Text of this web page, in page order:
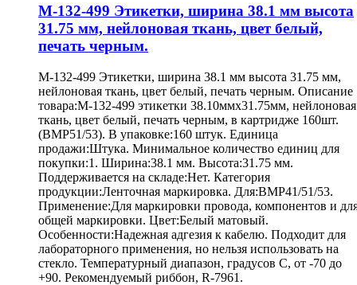
M-132-499 Этикетки, ширина 38.1 мм высота
31.75 мм, нейлоновая ткань, цвет белый,
печать черным.
M-132-499 Этикетки, ширина 38.1 мм высота 31.75 мм,
нейлоновая ткань, цвет белый, печать черным. Описание
товара:M-132-499 этикетки 38.10ммх31.75мм, нейлоновая
ткань, цвет белый, печать черным, в картридже 160шт.
(BMP51/53). В упаковке:160 штук. Единица
продажи:Штука. Минимальное количество единиц для
покупки:1. Ширина:38.1 мм. Высота:31.75 мм.
Поддерживается на складе:Нет. Категория
продукции:Ленточная маркировка. Для:BMP41/51/53.
Применение:Для маркировки провода, компонентов и
общей маркировки. Цвет:Белый матовый.
Особенности:Надежная адгезия к кабелю. Подходит для
лабораторного применения, но нельзя использовать на
стекло. Температурный диапазон, градусов С, от -70 до
+90. Рекомендуемый риббон, R-7961.